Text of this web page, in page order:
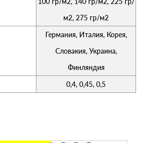
м2, 275 гр/м2
Германия, Италия, Корея,
Словакия, Украина,
Финляндия
0,4, 0,45, 0,5